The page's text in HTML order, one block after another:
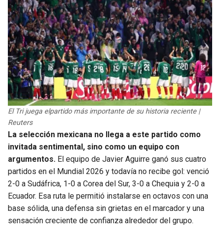
El Tri juega elpartido más importante de su historia reciente |
Reuters
La selección mexicana no llega a este partido como
invitada sentimental, sino como un equipo con
argumentos. El equipo de Javier Aguirre ganó sus cuatro
partidos en el Mundial 2026 y todavía no recibe gol: venció
2-0 a Sudáfrica, 1-0 a Corea del Sur, 3-0 a Chequia y 2-0 a
Ecuador. Esa ruta le permitió instalarse en octavos con una
base sólida, una defensa sin grietas en el marcador y una
sensación creciente de confianza alrededor del grupo.